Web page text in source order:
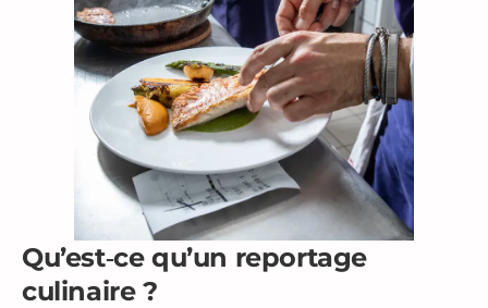
Qu’est‑ce qu’un reportage
culinaire ?